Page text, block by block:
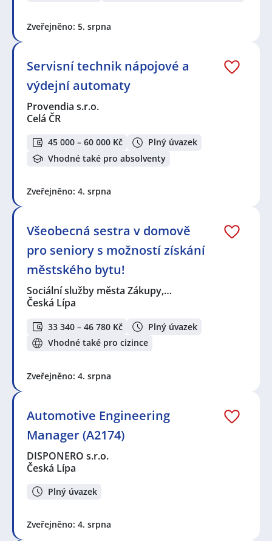
Zveřejněno: 5. srpna
Servisní technik nápojové a
výdejní automaty
Provendia s.r.o.
Celá ČR
45 000 – 60 000 Kč
Plný úvazek
Vhodné také pro absolventy
Zveřejněno: 4. srpna
Všeobecná sestra v domově
pro seniory s možností získání
městského bytu!
Sociální služby města Zákupy,…
Česká Lípa
33 340 – 46 780 Kč
Plný úvazek
Vhodné také pro cizince
Zveřejněno: 4. srpna
Automotive Engineering
Manager (A2174)
DISPONERO s.r.o.
Česká Lípa
Plný úvazek
Zveřejněno: 4. srpna